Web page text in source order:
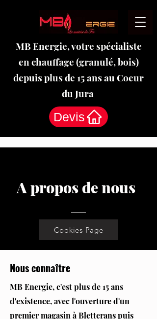
MB Energie, votre spécialiste
en chauffage (granulé, bois)
depuis plus de 15 ans au Coeur
du Jura
Devis
A propos de nous
Cookies Page
Nous connaître
MB Energie, c'est plus de 15 ans
d'existence, avec l'ouverture d'un
premier magasin à Bletterans puis